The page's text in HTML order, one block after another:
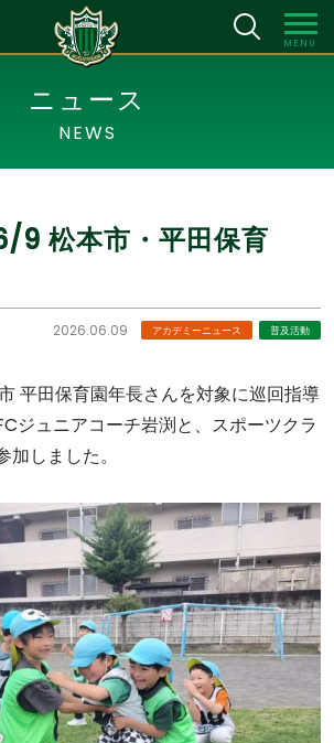
MENU
ニュース
NEWS
9 松本市・平田保育
2026.06.09 アカデミーニュース 普及活動
平田保育園年長さんを対象に巡回指導
ジュニアコーチ岩渕と、スポーツクラ
しました。